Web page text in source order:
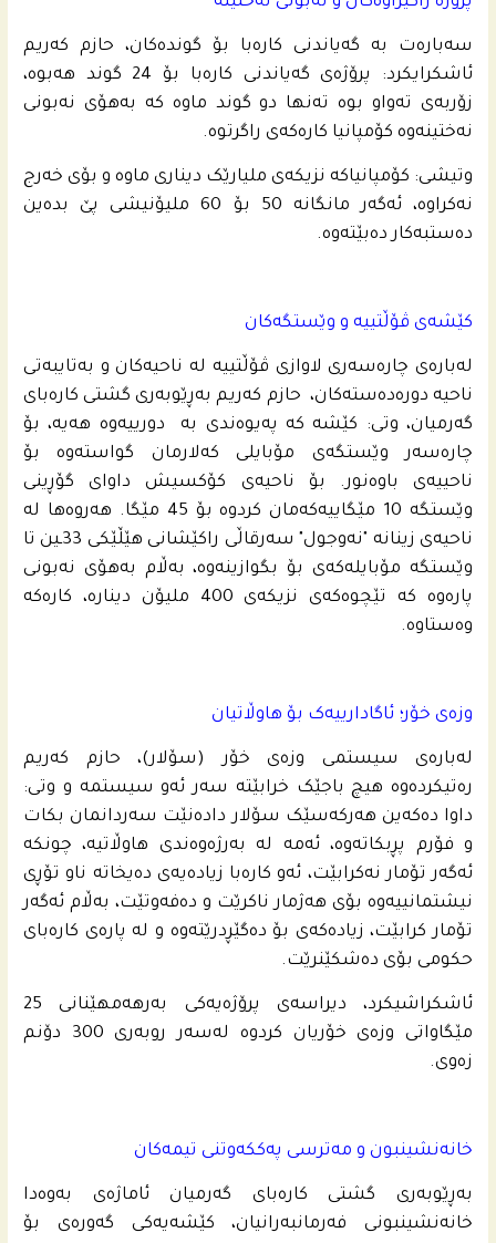
سەبارەت بە گەیاندنی کارەبا بۆ گوندەکان، حازم کەریم
ئاشکرایکرد: پرۆژەی گەیاندنی کارەبا بۆ 24 گوند هەبوە،
زۆربەی تەواو بوە تەنها دو گوند ماوە کە بەهۆی نەبونی
نەختینەوە کۆمپانیا کارەکەی راگرتوە.
وتیشی: کۆمپانیاکە نزیکەی ملیارێک دیناری ماوە و بۆی خەرج
نەکراوە، ئەگەر مانگانە 50 بۆ 60 ملیۆنیشی پێ بدەین
دەستبەکار دەبێتەوە.
کێشەی ڤۆڵتییە و وێستگەکان
لەبارەی چارەسەری لاوازی ڤۆڵتییە لە ناحیەکان و بەتایبەتی
ناحیە دورەدەستەکان، حازم کەریم بەڕێوبەری گشتی کارەبای
گەرمیان، وتی: کێشە کە پەیوەندی بە دورییەوە هەیە، بۆ
چارەسەر وێستگەی مۆبایلی کەلارمان گواستەوە بۆ
ناحییه‌ى باوەنور. بۆ ناحیه‌ى كۆكسیش داوای گۆڕینی
وێستگە 10 مێگاییەکەمان کردوە بۆ 45 مێگا. هەروەها لە
ناحیه‌ى زینانه‌ "نەوجول" سەرقاڵی راکێشانی هێڵێکی 33ـین تا
وێستگە مۆبایلەکەی بۆ بگوازینەوە، بەڵام بەهۆی نەبونی
پارەوە کە تێچوەکەی نزیکەی 400 ملیۆن دینارە، کارەکە
وەستاوە.
وزەی خۆر؛ ئاگادارییەک بۆ هاوڵاتیان
لەبارەی سیستمی وزەی خۆر (سۆلار)، حازم کەریم
رەتیکردەوە هیچ باجێک خرابێتە سەر ئەو سیستمە و وتی:
داوا دەکەین هەرکەسێک سۆلار دادەنێت سەردانمان بکات
و فۆرم پڕبکاتەوە، ئەمە لە بەرژەوەندی هاوڵاتیە، چونکە
ئەگەر تۆمار نەکرابێت، ئەو کارەبا زیادەیەی دەیخاتە ناو تۆڕی
نیشتمانییەوە بۆی هەژمار ناکرێت و دەفەوتێت، بەڵام ئەگەر
تۆمار کرابێت، زیادەکەی بۆ دەگێڕدرێتەوە و لە پارەی کارەبای
حکومی بۆی دەشکێنرێت.
ئاشکراشیکرد، دیراسەی پرۆژەیەکی بەرهەمهێنانی 25
مێگاواتی وزەی خۆریان کردوە لەسەر روبەری 300 دۆنم
زەوی.
خانەنشینبون و مەترسی پەککەوتنی تیمەکان
بەڕێوبەری گشتی کارەبای گەرمیان ئاماژه‌ى به‌وه‌دا
خانەنشینبونی فەرمانبەرانیان، کێشەیەکی گەورەی بۆ